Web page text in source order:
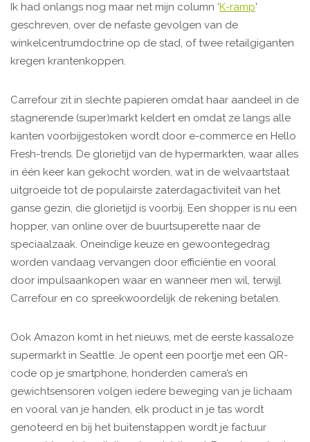
Ik had onlangs nog maar net mijn column ‘K-ramp’
geschreven, over de nefaste gevolgen van de
winkelcentrumdoctrine op de stad, of twee retailgiganten
kregen krantenkoppen.
Carrefour zit in slechte papieren omdat haar aandeel in de
stagnerende (super)markt keldert en omdat ze langs alle
kanten voorbijgestoken wordt door e-commerce en Hello
Fresh-trends. De glorietijd van de hypermarkten, waar alles
in één keer kan gekocht worden, wat in de welvaartstaat
uitgroeide tot de populairste zaterdagactiviteit van het
ganse gezin, die glorietijd is voorbij. Een shopper is nu een
hopper, van online over de buurtsuperette naar de
speciaalzaak. Oneindige keuze en gewoontegedrag
worden vandaag vervangen door efficiëntie en vooral
door impulsaankopen waar en wanneer men wil, terwijl
Carrefour en co spreekwoordelijk de rekening betalen.
Ook Amazon komt in het nieuws, met de eerste kassaloze
supermarkt in Seattle. Je opent een poortje met een QR-
code op je smartphone, honderden camera’s en
gewichtsensoren volgen iedere beweging van je lichaam
en vooral van je handen, elk product in je tas wordt
genoteerd en bij het buitenstappen wordt je factuur